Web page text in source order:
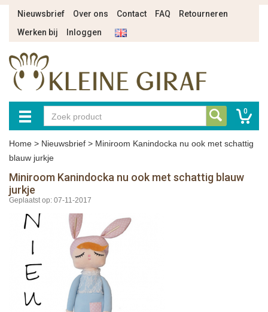
Nieuwsbrief Over ons Contact FAQ
Retourneren
Werken bij
Inloggen
0
Home > Nieuwsbrief > Miniroom Kanindocka nu ook met schattig
blauw jurkje
Miniroom Kanindocka nu ook met schattig blauw
jurkje
Geplaatst op: 07-11-2017